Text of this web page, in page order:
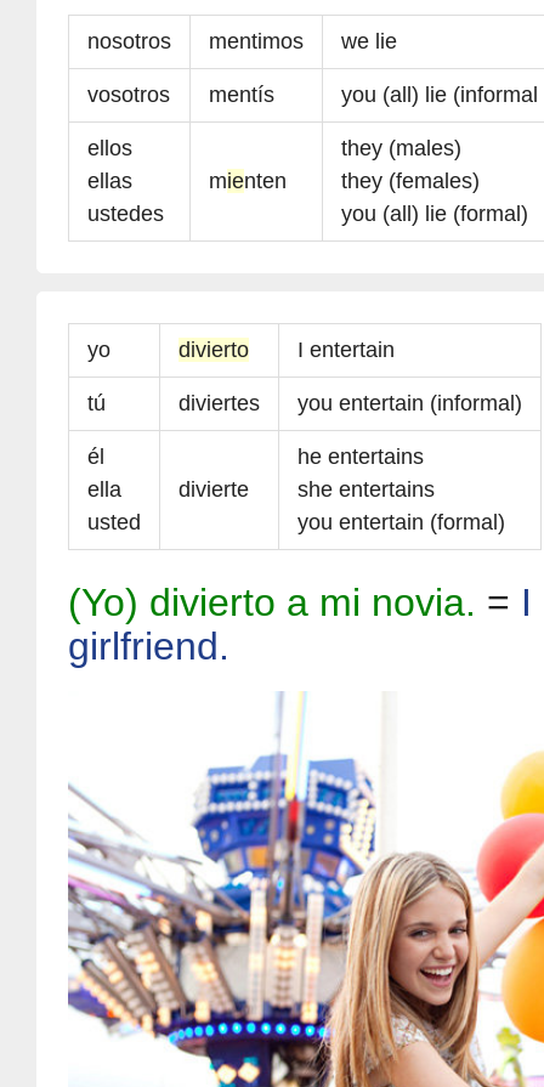
nosotros mentimos we lie
vosotros mentís you (all) lie
ellos
ellas
ustedes
mienten
they (males)
they (females)
you (all) lie (formal)
yo divierto I entertain
tú diviertes you entertain (informal)
él
ella
usted
divierte
he entertains
she entertains
you entertain (formal)
(Yo) divierto a mi novia. = I
girlfriend.